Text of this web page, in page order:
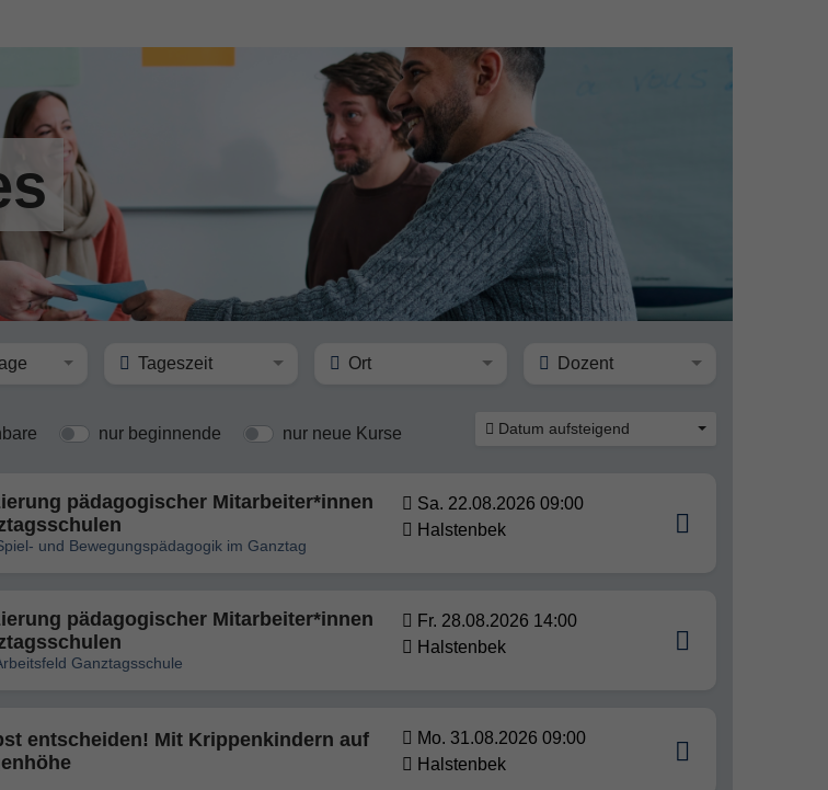
Tageszeit Ort Dozent
nur beginnende nur neue Kurse Datum aufsteigend
pädagogischer Mitarbeiter*innen
und Bewegungspädagogik im Ganztag
Sa. 22.08.2026 09:00
Halstenbek
pädagogischer Mitarbeiter*innen
Ganztagsschule
Fr. 28.08.2026 14:00
Halstenbek
entscheiden! Mit Krippenkindern auf
Mo. 31.08.2026 09:00
Halstenbek